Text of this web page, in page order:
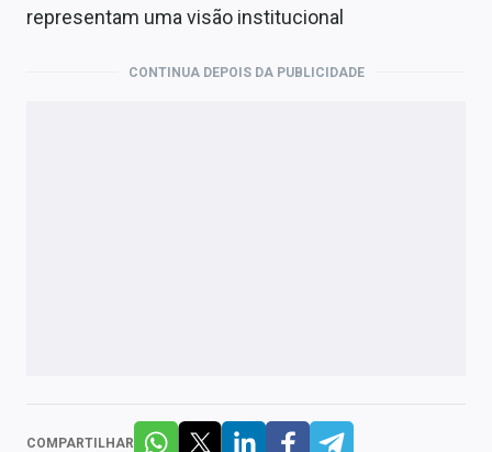
representam uma visão institucional
CONTINUA DEPOIS DA PUBLICIDADE
COMPARTILHAR